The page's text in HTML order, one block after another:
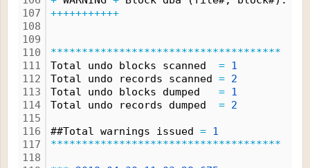
107
108
109
110
111
112
113
114
115
116
117
118
+++++++++++
*************************************
Total undo blocks scanned = 1
Total undo records scanned = 2
Total undo blocks dumped = 1
Total undo records dumped = 2
##Total warnings issued = 1
*************************************